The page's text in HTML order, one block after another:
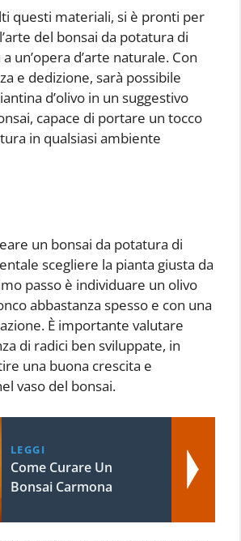
questi materiali, si è pronti per
del bonsai da potatura di
un’opera d’arte naturale. Con
e dedizione, sarà possibile
d’olivo in un suggestivo
capace di portare un tocco
in qualsiasi ambiente
un bonsai da potatura di
scegliere la pianta giusta da
passo è individuare un olivo
abbastanza spesso e con una
È importante valutare
di radici ben sviluppate, in
una buona crescita e
vaso del bonsai.
LEGGI
Come Curare Un
Bonsai Carmona